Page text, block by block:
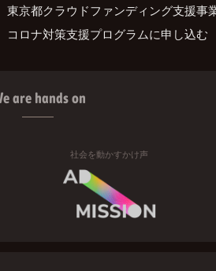
東京都クラウドファンディング支援事
コロナ対策支援プログラムに申し込む
are hands on
社会を動かすかけ声